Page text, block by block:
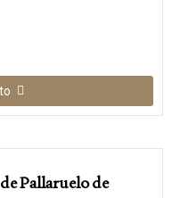
Pallaruelo de